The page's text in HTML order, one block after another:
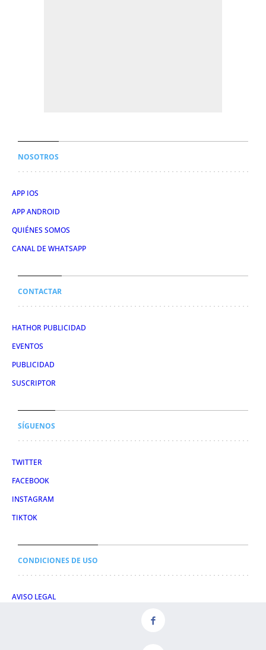
NOSOTROS
APP IOS
APP ANDROID
QUIÉNES SOMOS
CANAL DE WHATSAPP
CONTACTAR
HATHOR PUBLICIDAD
EVENTOS
PUBLICIDAD
SUSCRIPTOR
SÍGUENOS
TWITTER
FACEBOOK
INSTAGRAM
TIKTOK
CONDICIONES DE USO
AVISO LEGAL